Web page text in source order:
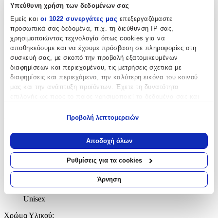
Υπεύθυνη χρήση των δεδομένων σας
Εμείς και οι 1022 συνεργάτες μας επεξεργαζόμαστε
προσωπικά σας δεδομένα, π.χ. τη διεύθυνση IP σας,
χρησιμοποιώντας τεχνολογία όπως cookies για να
αποθηκεύουμε και να έχουμε πρόσβαση σε πληροφορίες στη
συσκευή σας, με σκοπό την προβολή εξατομικευμένων
διαφημίσεων και περιεχομένου, τις μετρήσεις σχετικά με
διαφημίσεις και περιεχόμενο, την καλύτερη εικόνα του κοινού
μας και την ανάπτυξη προϊόντων. Έχετε τη δυνατότητα
Να συλλέξουμε πληροφορίες σχετικά με τη γεωγραφική
σας τοποθεσία, οι οποίες μπορεί να είναι ακριβείς σε
απόσταση μερικών μέτρων
Να αναγνωρίσουμε τη συσκευή σας σαρώνοντας ενεργά
για συγκεκριμένα χαρακτηριστικά (δακτυλικό αποτύπωμα)
Μάθετε περισσότερα σχετικά με τον τρόπο επεξεργασίας των
προσωπικών σας δεδομένων και καθορίστε τις προτιμήσεις σας
ανακαλέσετε τη συγκατάθεσή σας ανά πάσα στιγμή από τη
Προβολή λεπτομερειών
Αποδοχή όλων
Ρυθμίσεις για τα cookies
Άρνηση
Χαρακτηριστικά
+
Χαρακτηριστικά
Κατασκευαστής :
Gatsa
Όχι
Επιχρυσωμένη:
Φύλο
Unisex
Χρώμα Υλικού: